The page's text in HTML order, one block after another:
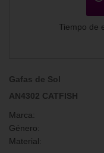
Tiempo de
Gafas de Sol
AN4302 CATFISH
Marca:
Género:
Material: